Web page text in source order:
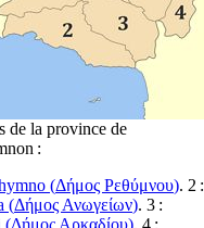
de la province de
:
(Δήμος Ρεθύμνου). 2 :
(Δήμος Ανωγείων). 3 :
(Δήμος Αρκαδίου). 4 :